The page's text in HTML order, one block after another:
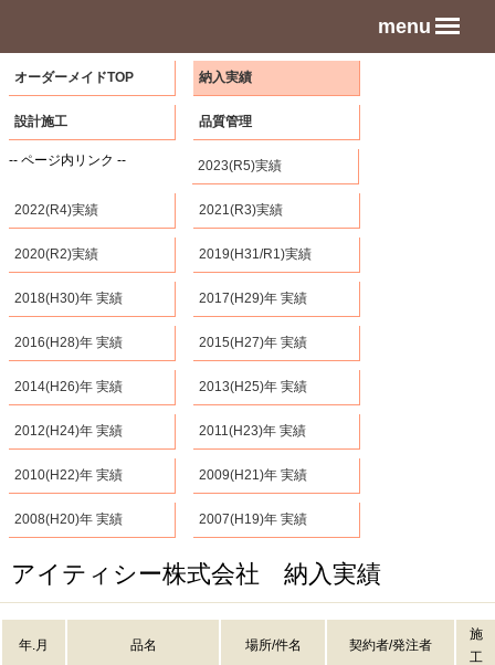
menu
オーダーメイドTOP 納入実績
設計施工 品質管理
-- ページ内リンク -- 2023(R5)実績
2022(R4)実績 2021(R3)実績
2020(R2)実績 2019(H31/R1)実績
2018(H30)年 実績 2017(H29)年 実績
2016(H28)年 実績 2015(H27)年 実績
2014(H26)年 実績 2013(H25)年 実績
2012(H24)年 実績 2011(H23)年 実績
2010(H22)年 実績 2009(H21)年 実績
2008(H20)年 実績 2007(H19)年 実績
アイティシー株式会社 納入実績
年.月 品名 場所/件名 契約者/発注者
施
工